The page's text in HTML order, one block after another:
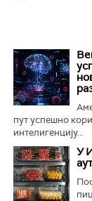
пут успешно
интелигенцију...
У